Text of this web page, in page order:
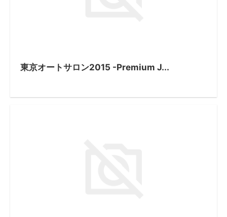
東京オートサロン2015 -Premium J...